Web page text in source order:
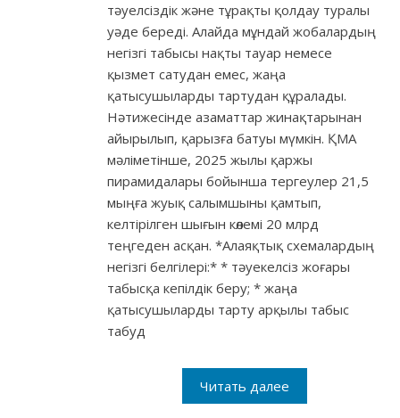
тәуелсіздік және тұрақты қолдау туралы
уәде береді. Алайда мұндай жобалардың
негізгі табысы нақты тауар немесе
қызмет сатудан емес, жаңа
қатысушыларды тартудан құралады.
Нәтижесінде азаматтар жинақтарынан
айырылып, қарызға батуы мүмкін. ҚМА
мәліметінше, 2025 жылы қаржы
пирамидалары бойынша тергеулер 21,5
мыңға жуық салымшыны қамтып,
келтірілген шығын көлемі 20 млрд
теңгеден асқан. *Алаяқтық схемалардың
негізгі белгілері:* * тәуекелсіз жоғары
табысқа кепілдік беру; * жаңа
қатысушыларды тарту арқылы табыс
табуд
Читать далее